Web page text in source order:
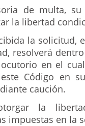
de multa,
la libertad
la solicitud,
resolverá
en el
Código en
caución.
la
impuestas en la